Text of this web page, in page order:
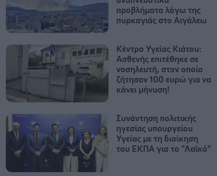
προβλήματα λόγω της
πυρκαγιάς στο Αιγάλεω
Κέντρο Υγείας Κιάτου:
Ασθενής επιτέθηκε σε
νοσηλευτή, στον οποίο
ζήτησαν 100 ευρώ για να
κάνει μήνυση!
Συνάντηση πολιτικής
ηγεσίας υπουργείου
Υγείας με τη διοίκηση
του ΕΚΠΑ για το "Λαϊκό"